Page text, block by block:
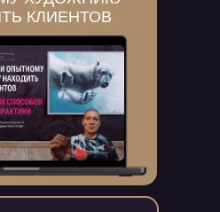
КЛИЕНТОВ